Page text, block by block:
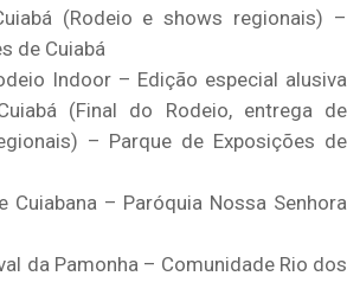
(Rodeio e shows regionais) –
de Cuiabá
Indoor – Edição especial alusiva
(Final do Rodeio, entrega de
– Parque de Exposições de
– Paróquia Nossa Senhora
da Pamonha – Comunidade Rio dos